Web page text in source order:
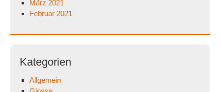
März 2021
Februar 2021
Kategorien
Allgemein